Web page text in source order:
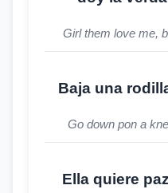
Girl them love me,
Baja una
Go down pon a
Ella quiere